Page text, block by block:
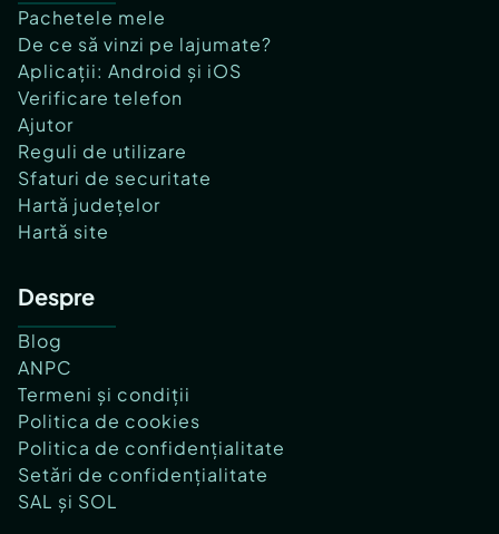
Pachetele mele
De ce să vinzi pe lajumate?
Aplicații: Android și iOS
Verificare telefon
Ajutor
Reguli de utilizare
Sfaturi de securitate
Hartă județelor
Hartă site
Despre
Blog
ANPC
Termeni și condiții
Politica de cookies
Politica de confidențialitate
Setări de confidențialitate
SAL și SOL